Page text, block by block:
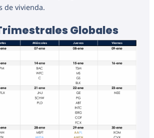
de vivienda.
Globales